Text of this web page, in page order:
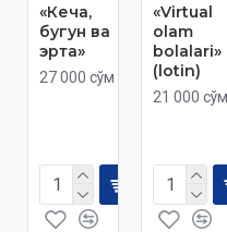
«Кеча,
бугун ва
эрта»
27 000 сўм
«Virtual
olam
bolalari»
(lotin)
21 000 сўм